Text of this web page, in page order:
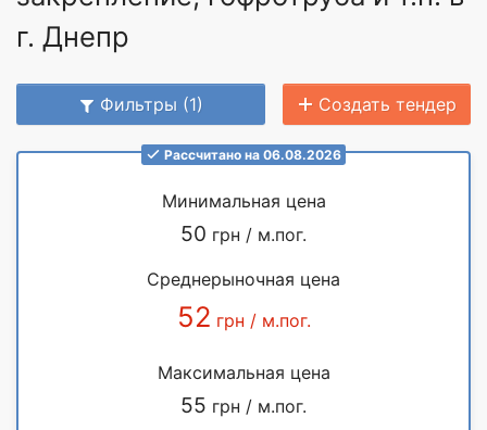
г. Днепр
Фильтры (1) Создать тендер
Рассчитано на 06.08.2026
Минимальная цена
50 грн / м.пог.
Среднерыночная цена
52 грн / м.пог.
Максимальная цена
55 грн / м.пог.